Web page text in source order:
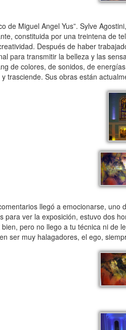
de Miguel Angel Yus”. Sylve
constituida por una treintena de
Después de haber
para transmitir la belleza y las
de colores, de sonidos, de
trasciende. Sus obras están
llegó a emocionarse,
para ver la exposición, estuvo dos
pero no llego a tu técnica ni de
ser muy halagadores, el ego,